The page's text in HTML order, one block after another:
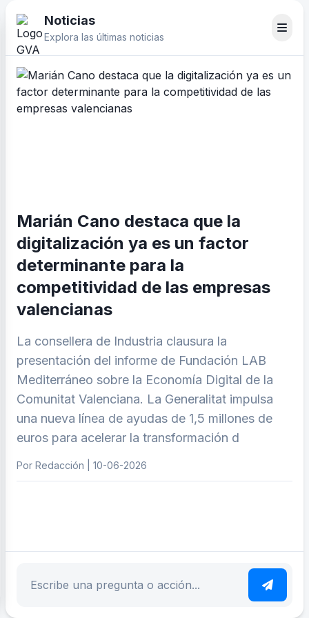
Noticias
Explora las últimas noticias
Marián Cano destaca que la
digitalización ya es un factor
determinante para la
competitividad de las empresas
valencianas
La consellera de Industria clausura la
presentación del informe de Fundación LAB
Mediterráneo sobre la Economía Digital de la
Comunitat Valenciana. La Generalitat impulsa
una nueva línea de ayudas de 1,5 millones de
euros para acelerar la transformación d
Por Redacción | 10-06-2026
Escribe tu pregunta